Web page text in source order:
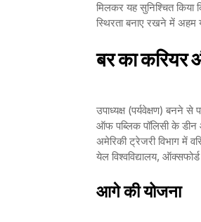
मिलकर यह सुनिश्चित किया
स्थिरता बनाए रखने में अहम
बर का
उपाध्यक्ष (पर्यवेक्षण) बनने
ऑफ पब्लिक पॉलिसी के डीन
अमेरिकी ट्रेजरी विभाग में
येल विश्वविद्यालय,
आगे की योजना